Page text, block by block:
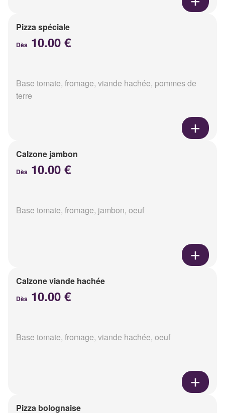
Pizza spéciale
Dès 10.00 €
Base tomate, fromage, viande hachée, pommes de
terre
Calzone jambon
Dès 10.00 €
Base tomate, fromage, jambon, oeuf
Calzone viande hachée
Dès 10.00 €
Base tomate, fromage, viande hachée, oeuf
Pizza bolognaise